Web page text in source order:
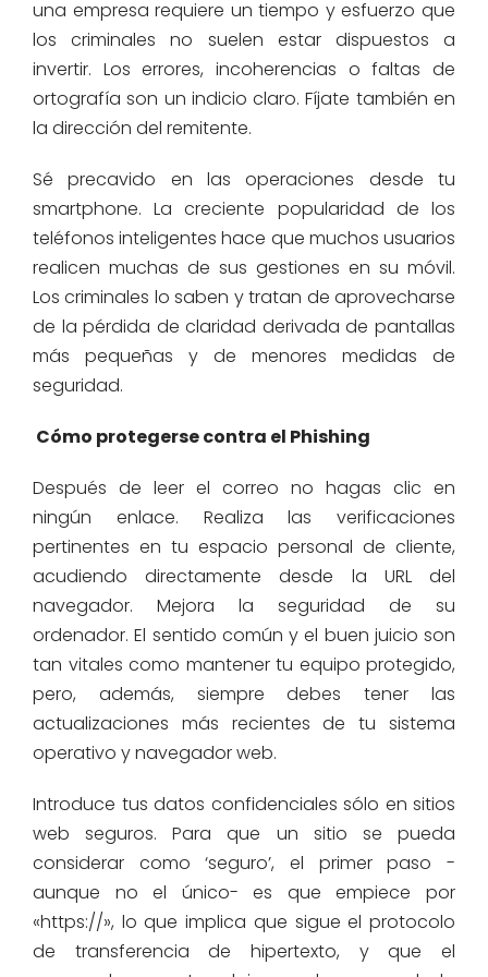
una empresa requiere un tiempo y esfuerzo que
los criminales no suelen estar dispuestos a
invertir. Los errores, incoherencias o faltas de
ortografía son un indicio claro. Fíjate también en
la dirección del remitente.
Sé precavido en las operaciones desde tu
smartphone. La creciente popularidad de los
teléfonos inteligentes hace que muchos usuarios
realicen muchas de sus gestiones en su móvil.
Los criminales lo saben y tratan de aprovecharse
de la pérdida de claridad derivada de pantallas
más pequeñas y de menores medidas de
seguridad.
Cómo protegerse contra el Phishing
Después de leer el correo no hagas clic en
ningún enlace. Realiza las verificaciones
pertinentes en tu espacio personal de cliente,
acudiendo directamente desde la URL del
navegador. Mejora la seguridad de su
ordenador. El sentido común y el buen juicio son
tan vitales como mantener tu equipo protegido,
pero, además, siempre debes tener las
actualizaciones más recientes de tu sistema
operativo y navegador web.
Introduce tus datos confidenciales sólo en sitios
web seguros. Para que un sitio se pueda
considerar como ‘seguro’, el primer paso -
aunque no el único- es que empiece por
«https://», lo que implica que sigue el protocolo
de transferencia de hipertexto, y que el